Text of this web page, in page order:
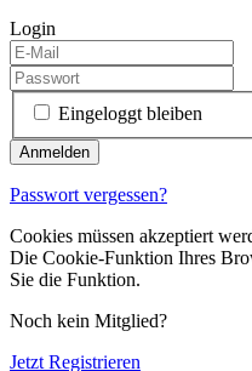
Login
Eingeloggt bleiben
Passwort vergessen?
Cookies müssen akzeptiert
Die Cookie-Funktion Ihres
Sie die Funktion.
Noch kein Mitglied?
Jetzt Registrieren